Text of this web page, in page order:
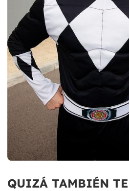
QUIZÁ TAMBIÉN TE